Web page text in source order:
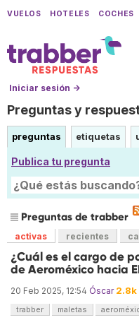
VUELOS HOTELES COCHES
Iniciar sesión →
Preguntas y
preguntas etiquetas
Publica tu pregunta
Preguntas de trabber
activas recientes
¿Cuál es el cargo de
de Aeroméxico hacia
20 Feb 2025, 12:54 Óscar 2.8k
trabber maletas